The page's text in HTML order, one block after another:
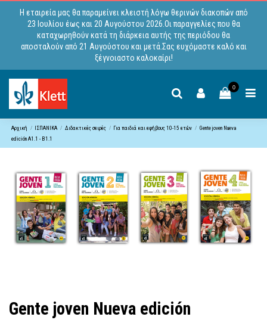
Η εταιρεία μας θα παραμείνει κλειστή λόγω θερινών διακοπών από
23 Ιουλίου έως και 20 Αυγούστου 2026.Οι παραγγελίες που θα
καταχωρηθούν κατά τη διάρκεια αυτής της περιόδου θα
αποσταλούν από 21 Αυγούστου και μετά.Σας ευχόμαστε καλό και
ξέγνοιαστο καλοκαίρι!
0
Αρχική ΙΣΠΑΝΙΚΑ Διδακτικές σειρές Για παιδιά και εφήβους 10-15 ετών
Gente joven Nueva
edición A1.1 - B1.1
Gente joven Nueva edición